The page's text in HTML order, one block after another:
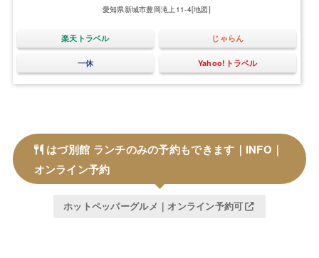
愛知県新城市豊岡滝上11-4[地図]
楽天トラベル じゃらん
一休 Yahoo!トラベル
はづ別館 ランチのみの予約もできます｜INFO｜
オンライン予約
ホットペッパーグルメ｜オンライン予約可